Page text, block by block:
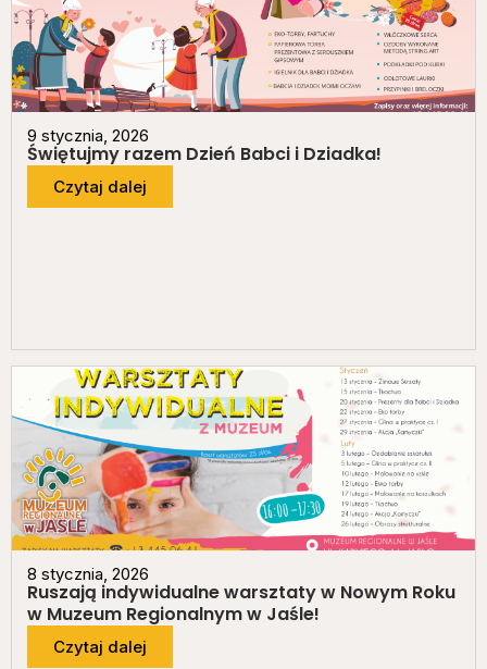
9 stycznia, 2026
Świętujmy razem Dzień Babci i Dziadka!
Czytaj dalej
8 stycznia, 2026
Ruszają indywidualne warsztaty w Nowym Roku
w Muzeum Regionalnym w Jaśle!
Czytaj dalej